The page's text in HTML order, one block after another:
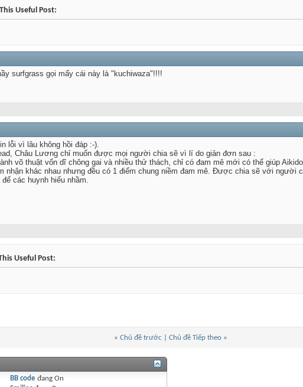
Useful Post:
surfgrass gọi mấy cái này là "kuchiwaza"!!!!
lỗi vì lâu không hồi đáp :-).
Châu Lương chỉ muốn được mọi người chia sẽ vì lí do giản đơn sau :
võ thuật vốn dĩ chông gai và nhiều thử thách, chỉ có đam mê mới có thể giúp
nhận khác nhau nhưng đều có 1 điểm chung niềm đam mê. Được chia sẽ với người
các huynh hiểu nhầm.
Useful Post:
« Chủ đề trước Chủ đề Tiếp theo »
BB code đangOn